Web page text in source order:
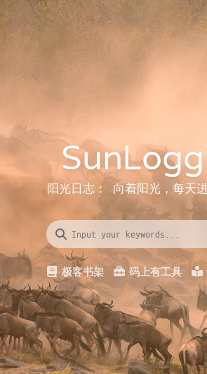
阳光日志： 向着阳光，每天
极客书架 码上有工具